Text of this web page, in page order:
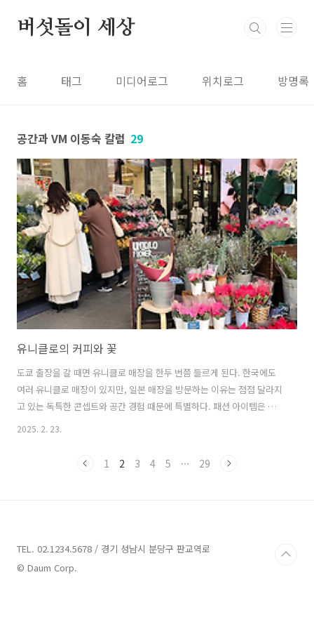
버섯돌이 세상
홈 태그 미디어로그 위치로그 방명록
공간과 VM 이동숙 칼럼 29
유니클로의 커피와 꽃
도쿄 출장을 갈 때면 유니클로 매장을 한두 번쯤 들르게 된다. 한국에도
여러 유니클로 매장이 있지만, 일본 매장을 방문하는 이유는 점점 달라지
고 있는 독특한 콘셉트와 공간 경험 때문에 특별하다. 패션 아이템은 비
슷할지 몰라도, 일본 매장에서는 색다른 시도가 돋보인다. 대표적으로
Flower)’가 그러한 사례다. 유니클로 플라워 도쿄점 코로나가 종식 직후
2025. 2. 23.
1 2 3 4 5 ··· 29
TEL. 02.1234.5678 / 경기 성남시 분당구 판교역로
© Daum Corp.